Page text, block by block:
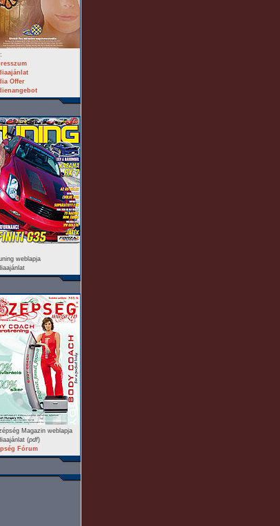
Offer
weblapja
Magazin weblapja
(pdf)
Fórum